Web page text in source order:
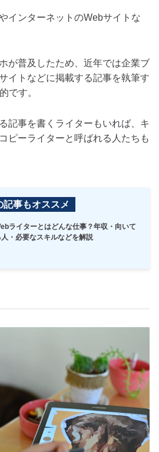
インターネットのWebサイトな
が普及したため、近年では企業ブ
イトなどに掲載する記事を執筆す
です。
記事を書くライターもいれば、キ
ピーライターと呼ばれる人たちも
記事もオススメ
ライターとはどんな仕事？年収・向いて
人・必要なスキルなどを解説